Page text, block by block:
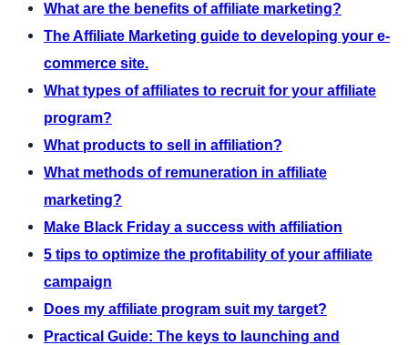
What are the benefits of affiliate marketing?
The Affiliate Marketing guide to developing your e-
commerce site.
What types of affiliates to recruit for your affiliate
program?
What products to sell in affiliation?
What methods of remuneration in affiliate
marketing?
Make Black Friday a success with affiliation
5 tips to optimize the profitability of your affiliate
campaign
Does my affiliate program suit my target?
Practical Guide: The keys to launching and